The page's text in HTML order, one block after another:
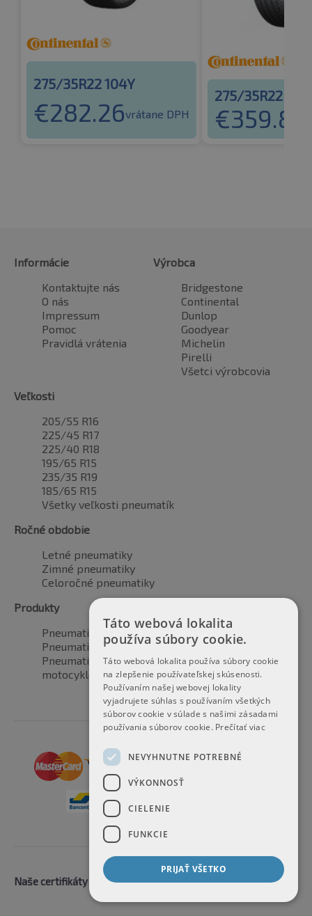
275/35R22 104Y
€282.26vrátane DPH
275/35R22
€359.86
Informácie
Kontaktujte nás
O nás
Impressum
Pomoc
Pravidlá vrátenia
Výrobca
Bridgestone
Continental
Dunlop
Goodyear
Michelin
Pirelli
Všetci výrobcovia
Veľkosti
205/55 R16
225/45 R17
225/40 R18
195/65 R15
235/35 R19
185/65 R15
Všetky veľkosti pneumatík
Ročné obdobie
Letné pneumatiky
Zimné pneumatiky
Celoročné pneumatiky
Produkty
Pneumatiky pre automobily
Pneumatiky pre SUV / 4x4
Pneumatiky pre dodávku
motocyklové pneumatiky
Naše certifikáty
Táto webová lokalita
používa súbory cookie.
Táto webová lokalita používa súbory cookie
na zlepšenie používateľskej skúsenosti.
Používaním našej webovej lokality
vyjadrujete súhlas s používaním všetkých
súborov cookie v súlade s našimi zásadami
používania súborov cookie. Prečítať viac
NEVYHNUTNE POTREBNÉ
VÝKONNOSŤ
CIELENIE
FUNKCIE
PRIJAŤ VŠETKO